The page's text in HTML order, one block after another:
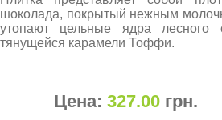
шоколада, покрытый нежным
утопают цельные ядра
тянущейся карамели Тоффи.
Цена: 327.00 грн.